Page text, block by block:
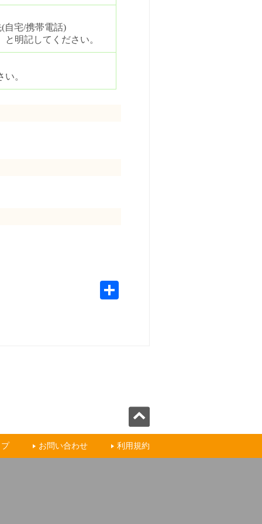
宅/携帯電話)
明記してください。
。
利用規約
お問い合わせ